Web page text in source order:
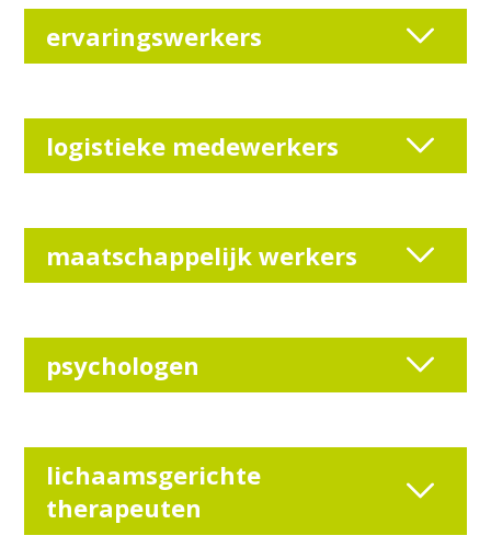
ervaringswerkers
logistieke medewerkers
maatschappelijk werkers
psychologen
lichaamsgerichte
therapeuten